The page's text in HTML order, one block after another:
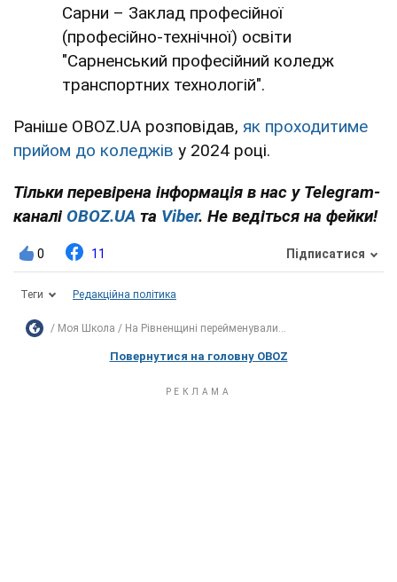
Сарни – Заклад професійної
(професійно-технічної) освіти
"Сарненський професійний коледж
транспортних технологій".
Раніше OBOZ.UA розповідав, як проходитиме
прийом до коледжів у 2024 році.
Тільки перевірена інформація в нас у Telegram-
каналі OBOZ.UA та Viber. Не ведіться на фейки!
0 11 Підписатися
Теги Редакційна політика
Моя Школа На Рівненщині перейменували...
Повернутися на головну OBOZ